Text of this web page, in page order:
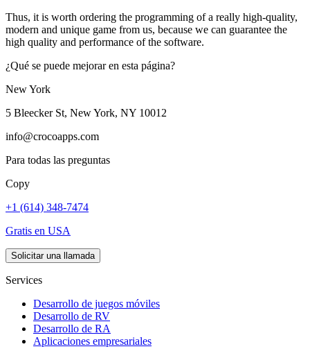
Thus, it is worth ordering the programming of a really high-quality,
modern and unique game from us, because we can guarantee the
high quality and performance of the software.
¿Qué se puede mejorar en esta página?
New York
5 Bleecker St, New York, NY 10012
info@crocoapps.com
Para todas las preguntas
Copy
+1 (614) 348-7474
Gratis en USA
Solicitar una llamada
Services
Desarrollo de juegos móviles
Desarrollo de RV
Desarrollo de RA
Aplicaciones empresariales